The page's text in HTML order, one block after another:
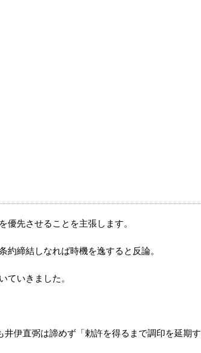
優先させることを主張します。
約締結しなれば時機を逸すると反論。
ていきました。
伊直弼は諦めず「勅許を得るまで調印を延期す